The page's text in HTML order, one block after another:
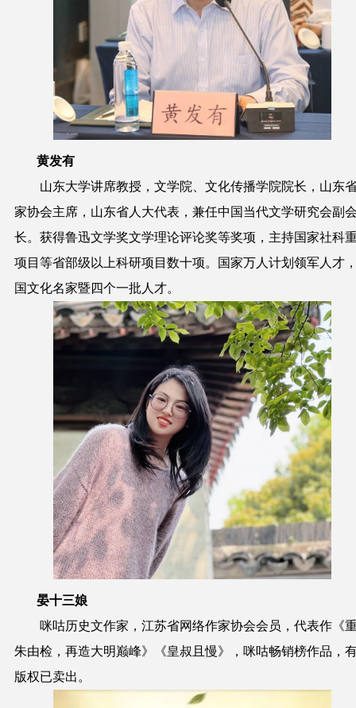
黄发有
山东大学讲席教授，文学院、文化传播学院院长，山东
家协会主席，山东省人大代表，兼任中国当代文学研究会副
长。获得鲁迅文学奖文学理论评论奖等奖项，主持国家社科
项目等省部级以上科研项目数十项。国家万人计划领军人才
国文化名家暨四个一批人才。
晏十三娘
咪咕历史文作家，江苏省网络作家协会会员，代表作《
朱由检，再造大明巅峰》《皇叔且慢》，咪咕畅销榜作品，
版权已卖出。